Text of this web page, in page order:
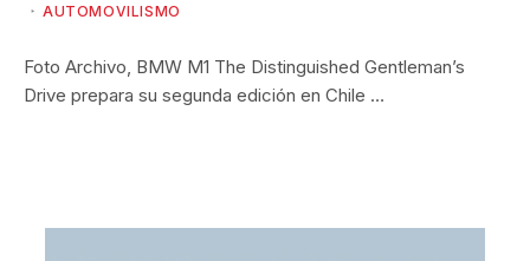
AUTOMOVILISMO
Foto Archivo, BMW M1 The Distinguished Gentleman’s
Drive prepara su segunda edición en Chile …